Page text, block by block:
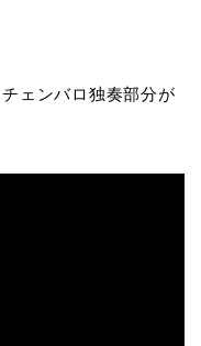
ェンバロ独奏部分が